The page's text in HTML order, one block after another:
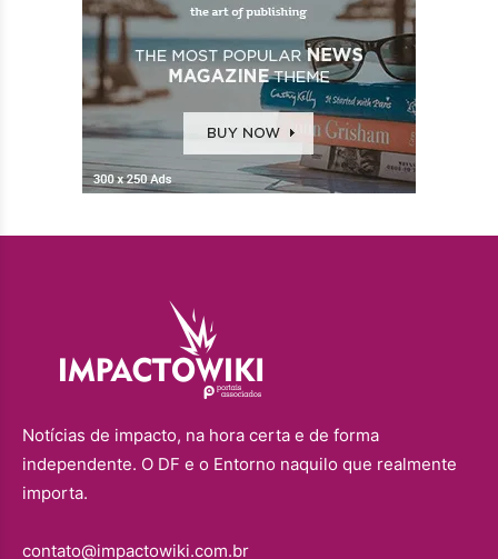
Notícias de impacto, na hora certa e de forma
independente. O DF e o Entorno naquilo que realmente
importa.
contato@impactowiki.com.br